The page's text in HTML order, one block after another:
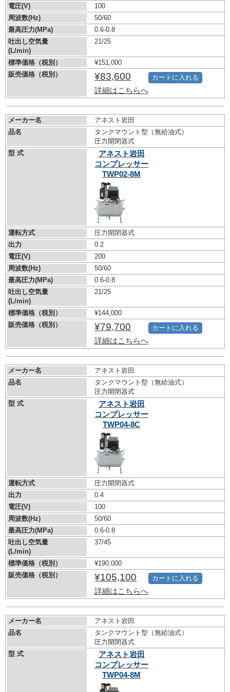
電圧(V)
100
周波数(Hz)
50/60
最高圧力(MPa)
0.6-0.8
吐出し空気量
(L/min)
21/25
標準価格（税別）
¥151,000
販売価格（税別）
¥83,600
詳細はこちらへ
カートに入れる
メーカー名
アネスト岩田
品名
タンクマウント型（無給油式）
圧力開閉器式
型 式
アネスト岩田
コンプレッサー
TWP02-8M
運転方式
圧力開閉器式
出力
0.2
電圧(V)
200
周波数(Hz)
50/60
最高圧力(MPa)
0.6-0.8
吐出し空気量
(L/min)
21/25
標準価格（税別）
¥144,000
販売価格（税別）
¥79,700
詳細はこちらへ
カートに入れる
メーカー名
アネスト岩田
品名
タンクマウント型（無給油式）
圧力開閉器式
型 式
アネスト岩田
コンプレッサー
TWP04-8C
運転方式
圧力開閉器式
出力
0.4
電圧(V)
100
周波数(Hz)
50/60
最高圧力(MPa)
0.6-0.8
吐出し空気量
(L/min)
37/45
標準価格（税別）
¥190,000
販売価格（税別）
¥105,100
詳細はこちらへ
カートに入れる
メーカー名
アネスト岩田
品名
タンクマウント型（無給油式）
圧力開閉器式
型 式
アネスト岩田
コンプレッサー
TWP04-8M